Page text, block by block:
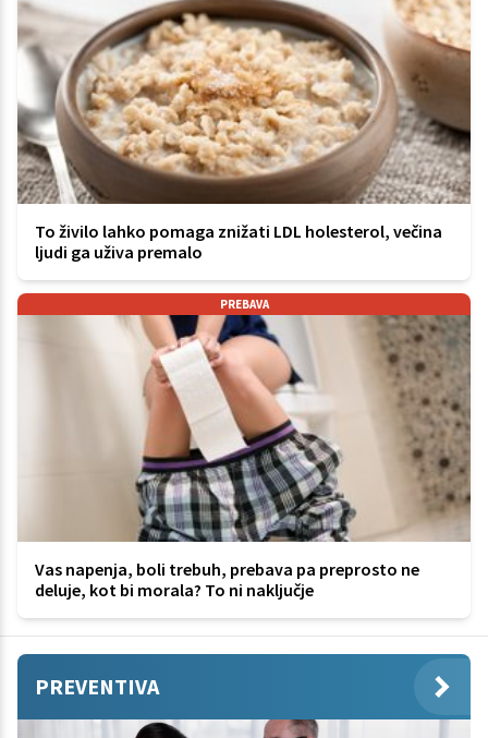
To živilo lahko pomaga znižati LDL holesterol, večina
ljudi ga uživa premalo
PREBAVA
Vas napenja, boli trebuh, prebava pa preprosto ne
deluje, kot bi morala? To ni naključje
PREVENTIVA